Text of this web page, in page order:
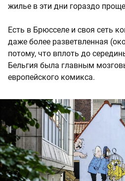
жилье в эти дни гораздо
Есть в Брюсселе и своя сеть
даже более разветвленная
потому, что вплоть до
Бельгия была главным
европейского комикса.